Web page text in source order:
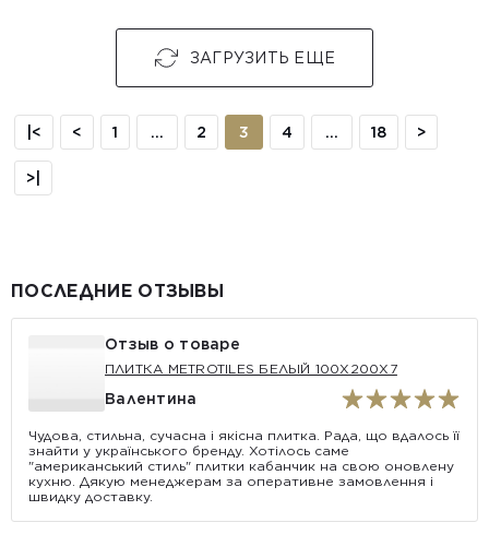
ЗАГРУЗИТЬ ЕЩЕ
|< < 1 ... 2 3 4 ... 18 >
>|
ПОСЛЕДНИЕ ОТЗЫВЫ
Отзыв о товаре
ПЛИТКА METROTILES БЕЛЫЙ 100X200X7
Валентина
Чудова, стильна, сучасна і якісна плитка. Рада, що вдалось її
знайти у українського бренду. Хотілось саме
"американський стиль" плитки кабанчик на свою оновлену
кухню. Дякую менеджерам за оперативне замовлення і
швидку доставку.